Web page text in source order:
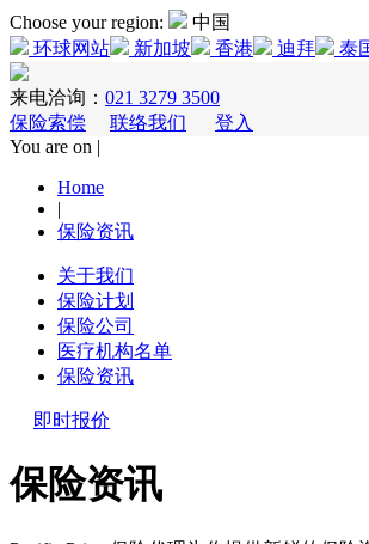
Choose your region:
中国
环球网站
新加坡 香港 迪拜 泰
来电洽询： 021 3279 3500
保险索偿
联络我们
登入
You are on |
Home
|
保险资讯
关于我们
保险计划
保险公司
医疗机构名单
保险资讯
即时报价
保险资讯